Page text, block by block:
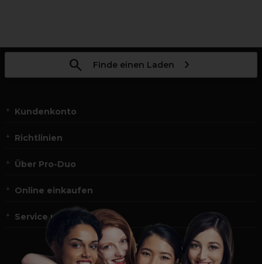
Finde einen Laden
Kundenkonto
Richtlinien
Über Pro-Duo
Online einkaufen
Service und Kontakt